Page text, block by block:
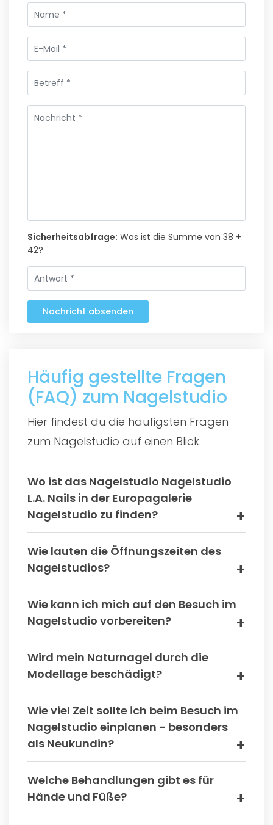
Sicherheitsabfrage: Was ist die Summe von 38 +
42?
Nachricht absenden
Häufig gestellte Fragen
(FAQ) zum Nagelstudio
Hier findest du die häufigsten Fragen
zum Nagelstudio auf einen Blick.
Wo ist das Nagelstudio Nagelstudio
L.A. Nails in der Europagalerie
Nagelstudio zu finden?
Wie lauten die Öffnungszeiten des
Nagelstudios?
Wie kann ich mich auf den Besuch im
Nagelstudio vorbereiten?
Wird mein Naturnagel durch die
Modellage beschädigt?
Wie viel Zeit sollte ich beim Besuch im
Nagelstudio einplanen - besonders
als Neukundin?
Welche Behandlungen gibt es für
Hände und Füße?